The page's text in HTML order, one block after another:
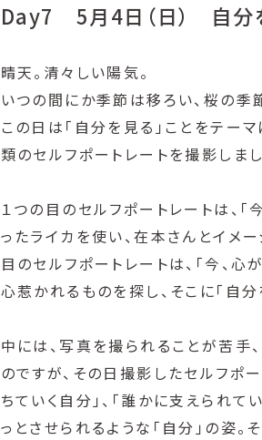
Day7 5月4日（日） 自分
晴天。清々しい陽気。
いつの間にか季節は移ろい、桜の季
この日は「自分を見る」ことをテー
類のセルフポートレートを撮影しまし
１つの目のセルフポートレートは、
ったライカを使い、在本さんとイメ
目のセルフポートレートは、「今、
心惹かれるものを探し、そこに「自
中には、写真を撮られることが苦
のですが、その日撮影したセルフポ
ちていく自分」、「誰かに支えられて
っとさせられるような「自分」の姿